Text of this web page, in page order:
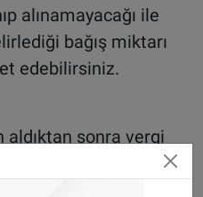
alınamayacağı ile
bağış miktarı
edebilirsiniz.
aldıktan sonra vergi
Örneğin ipotek